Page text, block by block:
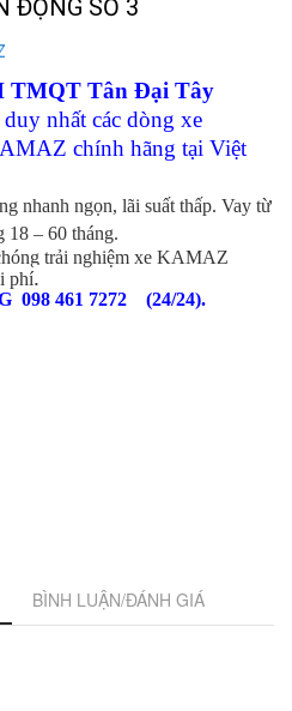
ĐỘNG SỐ 3
TMQT Tân Đại Tây
nhất các dòng xe
chính hãng tại Việt
nhanh ngọn, lãi suất thấp. Vay từ
18 – 60 tháng.
trải nghiệm xe KAMAZ
phí.
098 461 7272 (24/24).
BÌNH LUẬN/ĐÁNH GIÁ